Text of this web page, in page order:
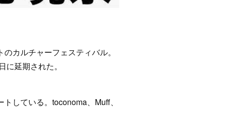
カルチャーフェスティバル。
延期された。
している。toconoma、Muff、